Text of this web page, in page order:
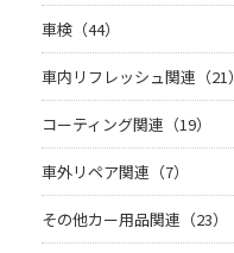
車検（44）
車内リフレッシュ関連（21）
コーティング関連（19）
車外リペア関連（7）
その他カー用品関連（23）